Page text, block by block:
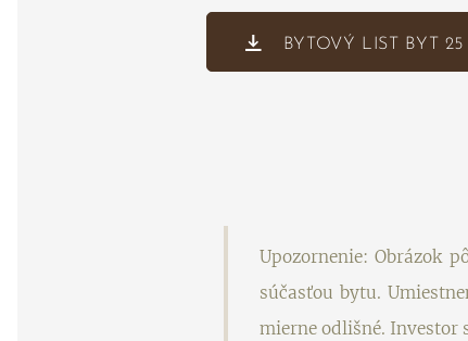
BYTOVÝ LIST BYT 25
Upozornenie: Obrázok
súčasťou bytu.
mierne odlišné. Investor